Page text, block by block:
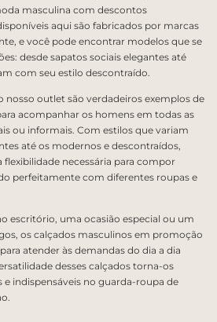
masculina com descontos
aqui são fabricados por marcas
e você pode encontrar modelos que se
desde sapatos sociais elegantes até
com seu estilo descontraído.
nosso outlet são verdadeiros exemplos de
acompanhar os homens em todas as
ou informais. Com estilos que variam
até os modernos e descontraídos,
flexibilidade necessária para compor
perfeitamente com diferentes roupas e
escritório, uma ocasião especial ou um
os calçados masculinos em promoção
atender às demandas do dia a dia
desses calçados torna-os
indispensáveis no guarda-roupa de